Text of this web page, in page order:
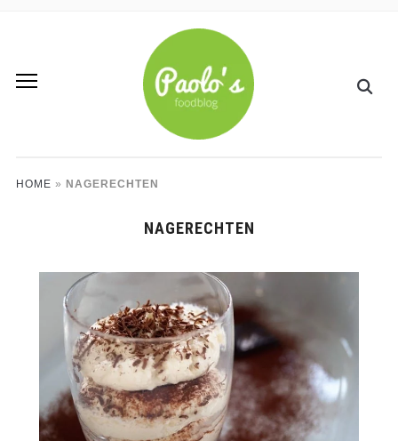
HOME » NAGERECHTEN
NAGERECHTEN